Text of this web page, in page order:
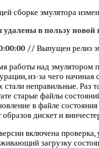
сборке эмулятора
в пользу новой
// Выпущен релиз
работы над эмулятором
из-за чего
стали неправильные. Раз
старые файлы
в файле
дискет и
включена
загрузку